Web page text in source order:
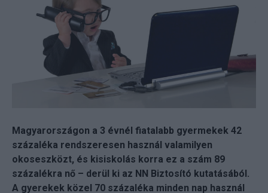
Magyarországon a 3 évnél fiatalabb gyermekek 42
százaléka rendszeresen használ valamilyen
okoseszközt, és kisiskolás korra ez a szám 89
százalékra nő – derül ki az NN Biztosító kutatásából.
A gyerekek közel 70 százaléka minden nap használ